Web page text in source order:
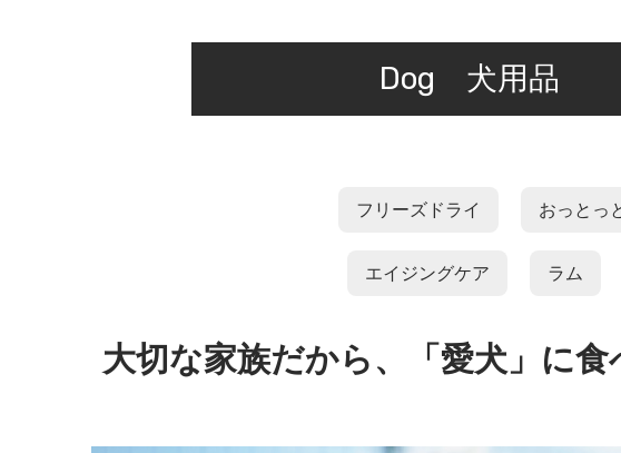
Dog 犬用品
フリーズドライ おっとっ
エイジングケア ラム
大切な家族だから、「愛犬」に